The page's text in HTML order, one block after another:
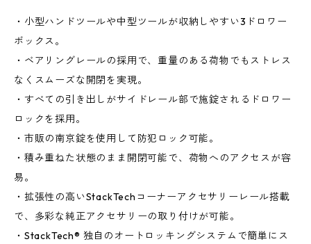
・小型ハンドツールや中型ツールが収納しやすい3ドロワー
ボックス。
・ベアリングレールの採用で、重量のある荷物でもストレス
なくスムーズな開閉を実現。
・すべての引き出しがサイドレール部で施錠されるドロワー
ロックを採用。
・市販の南京錠を使用して防犯ロック可能。
・積み重ねた状態のまま開閉可能で、荷物へのアクセスが容
易。
・拡張性の高いStackTechコーナーアクセサリーレール搭載
で、多彩な純正アクセサリーの取り付けが可能。
・StackTech® 独自のオートロッキングシステムで簡単にス